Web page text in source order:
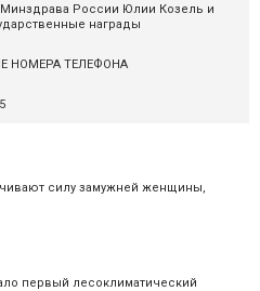
силу замужней женщины,
первый лесоклиматический
России Юлии Козель и
награды
НОМЕРА ТЕЛЕФОНА